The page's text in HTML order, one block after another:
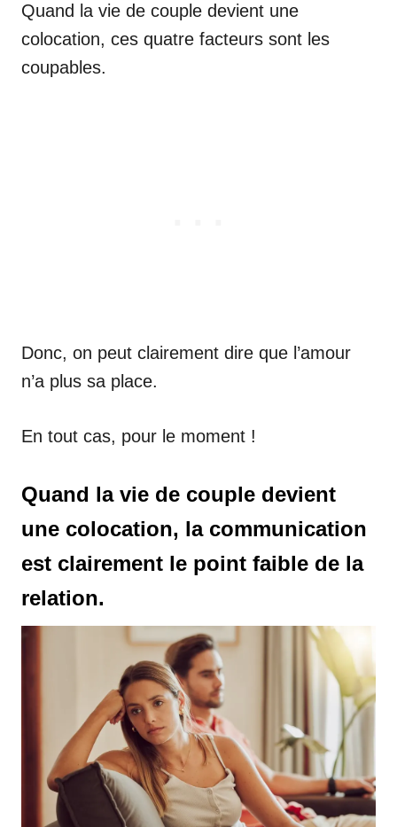
Quand la vie de couple devient une
colocation, ces quatre facteurs sont les
coupables.
Donc, on peut clairement dire que l’amour
n’a plus sa place.
En tout cas, pour le moment !
Quand la vie de couple devient
une colocation, la communication
est clairement le point faible de la
relation.